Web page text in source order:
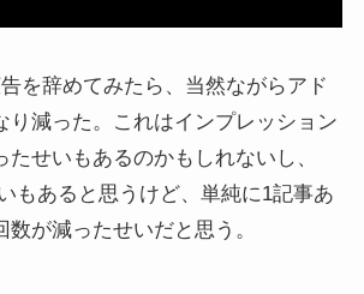
を辞めてみたら、当然ながらアド
り減った。これはインプレッション
せいもあるのかもしれないし、
もあると思うけど、単純に1記事あ
が減ったせいだと思う。